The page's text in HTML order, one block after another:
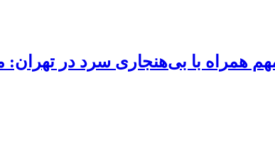
همراه با بی‌هنجاری سرد در